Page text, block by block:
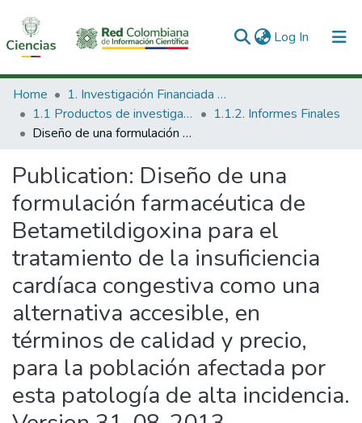
Log In (current)
Communities & Collections
All of DSpace
Home
1. Investigación Financiada con Recursos Públicos
1.1 Productos de investigación
1.1.2. Informes Finales
Diseño de una formulación farmacéutica de Betametildigoxina para el tratamiento de la insuficiencia cardíaca congestiva como una alternativa accesible, en términos de calidad y precio, para la población afectada por esta patología de alta incidencia. Version 31-08-2013.
Publication: Diseño de una
formulación farmacéutica de
Betametildigoxina para el
tratamiento de la insuficiencia
cardíaca congestiva como una
alternativa accesible, en
términos de calidad y precio,
para la población afectada por
esta patología de alta incidencia.